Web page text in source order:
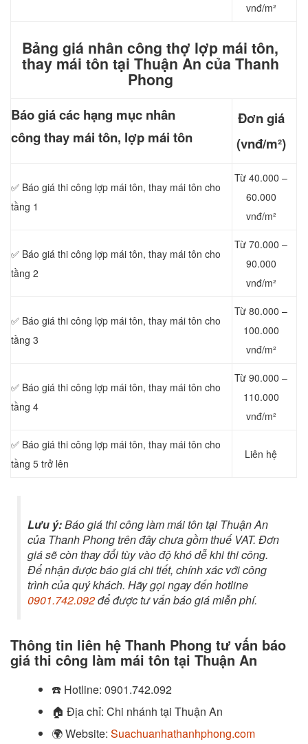
vnđ/m²
Bảng giá nhân công thợ lợp mái tôn,
thay mái tôn tại Thuận An của Thanh
Phong
Báo giá các hạng mục nhân
công thay mái tôn, lợp mái tôn
Đơn giá
(vnđ/m²)
✅ Báo giá thi công lợp mái tôn, thay mái tôn cho
tầng 1
Từ 40.000 –
60.000
vnđ/m²
✅ Báo giá thi công lợp mái tôn, thay mái tôn cho
tầng 2
Từ 70.000 –
90.000
vnđ/m²
✅ Báo giá thi công lợp mái tôn, thay mái tôn cho
tầng 3
Từ 80.000 –
100.000
vnđ/m²
✅ Báo giá thi công lợp mái tôn, thay mái tôn cho
tầng 4
Từ 90.000 –
110.000
vnđ/m²
✅ Báo giá thi công lợp mái tôn, thay mái tôn cho
tầng 5 trở lên
Liên hệ
Lưu ý:Báo giá thi công làm mái tôn tại Thuận An
của Thanh Phong trên đây chưa gồm thuế VAT. Đơn
giá sẽ còn thay đổi tùy vào độ khó dễ khi thi công.
Để nhận được báo giá chi tiết, chính xác với công
trình của quý khách. Hãy gọi ngay đến hotline
0901.742.092để được tư vấn báo giá miễn phí.
Thông tin liên hệ Thanh Phong tư vấn báo
giá thi công làm mái tôn tại Thuận An
☎️ Hotline: 0901.742.092
🏠 Địa chỉ: Chi nhánh tại Thuận An
🌍Website: Suachuanhathanhphong.com